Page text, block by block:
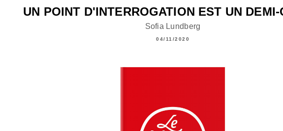
UN POINT D'INTERROGATION EST UN DEMI-
Sofia Lundberg
04/11/2020